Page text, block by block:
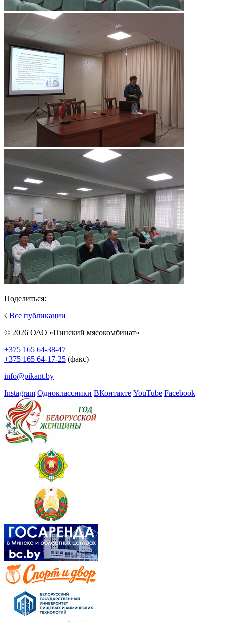
Поделиться:
Все публикации
© 2026 ОАО «Пинский мясокомбинат»
+375 165 64-38-47
+375 165 64-17-25 (факс)
info@pikant.by
Instagram Одноклассники ВКонтакте YouTube Facebook